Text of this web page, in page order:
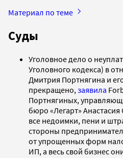
Материал по теме
Суды
Уголовное дело о
Уголовного кодекса) в
Дмитрия Портнягина и
прекращено,заявила
Портнягиных,
бюро «Легарт»
все недоимки, пени и
стороны
от упрощенных форм
ИП, а весь свой бизнес